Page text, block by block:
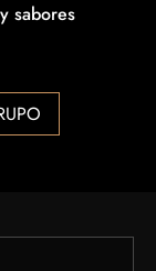
sabores